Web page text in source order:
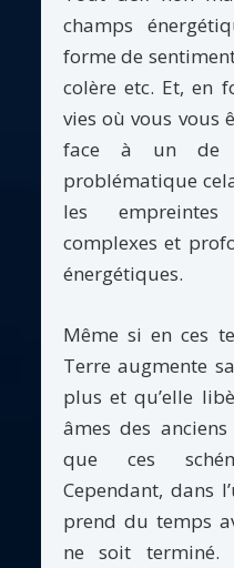
champs
forme de
colère etc. Et, en
vies où vous vous
face à un de
problématique
les
complexes et
énergétiques.
Même si en ces
Terre augmente
plus et qu’elle
âmes des
que ces
Cependant, dans
prend du temps
ne soit